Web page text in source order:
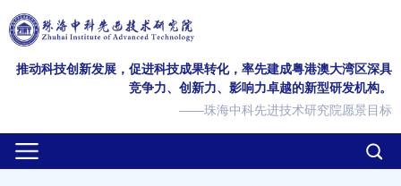
推动科技创新发展，促进科技成果转化，率先建成粤港澳大湾区深具
竞争力、创新力、影响力卓越的新型研发机构。
——珠海中科先进技术研究院愿景目标